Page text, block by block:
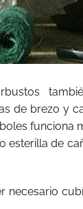
de brezo y
funciona
esterilla de
necesario